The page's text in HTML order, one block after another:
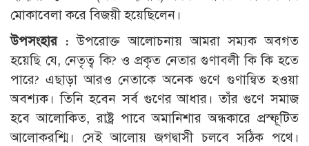
মোকাবেলা করে বিজয়ী হয়েছিলেন।
উপসংহার : উপরোক্ত আলোচনায় আমরা সম্যক অবগত
হয়েছি যে, নেতৃত্ব কি? ও প্রকৃত নেতার গুণাবলী কি কি হতে
পারে? এছাড়া আরও নেতাকে অনেক গুণে গুণান্বিত হওয়া
অবশ্যক। তিনি হবেন সর্ব গুণের আধার। তাঁর গুণে সমাজ
হবে আলোকিত, রাষ্ট্র পাবে অমানিশার অন্ধকারে প্রস্ফূটিত
আলোকরশ্মি। সেই আলোয় জগদ্বাসী চলবে সঠিক পথে।